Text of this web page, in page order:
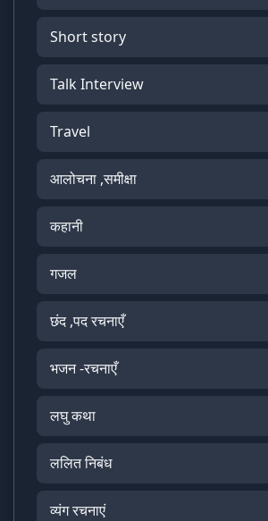
Short story
Talk Interview
Travel
आलोचना ,समीक्षा
कहानी
गजल
छंद ,पद रचनाएँ
भजन -रचनाएँ
लघु कथा
ललित निबंध
व्यंग रचनाएं